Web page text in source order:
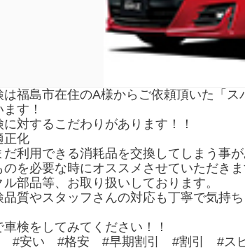
福島市在住のA様からご依頼頂いた「
す！
対するこだわりがあります！！
正化
利用できる消耗品を交換してしまう事
を必要な時にオススメさせていただき
部品等、お取り扱いしております。
質やスタッフさんの対応も丁寧で気持
検をしてみてください！！
#安い #格安 #早期割引 #割引 #ス